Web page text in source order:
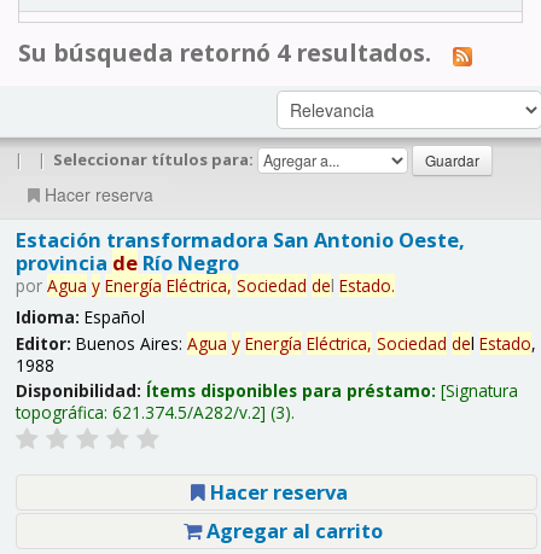
Su búsqueda retornó 4 resultados.
| | Seleccionar títulos para:
Hacer reserva
Estación transformadora San Antonio Oeste,
provincia deRío Negro
por Agua y Energía Eléctrica, Sociedad del Estado.
Idioma: Español
Editor: Buenos Aires: Agua y Energía Eléctrica, Sociedad del Estado,
1988
Disponibilidad: Ítems disponibles para préstamo: Signatura
topográfica: 621.374.5/A282/v.2 (3).
Hacer reserva
Agregar al carrito